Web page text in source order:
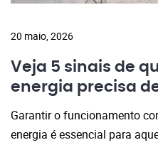
20 maio, 2026
Veja 5 sinais de
energia precisa
Garantir o funcionamento
energia é essencial para